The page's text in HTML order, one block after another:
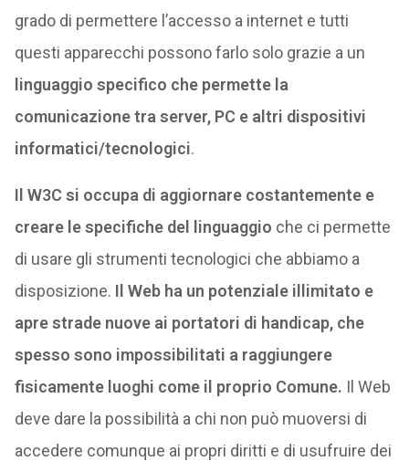
grado di permettere l’accesso a internet e tutti
questi apparecchi possono farlo solo grazie a un
linguaggio specifico che permette la
comunicazione tra server, PC e altri dispositivi
informatici/tecnologici.
Il W3C si occupa di aggiornare costantemente e
creare le specifiche del linguaggio che ci permette
di usare gli strumenti tecnologici che abbiamo a
disposizione. Il Web ha un potenziale illimitato e
apre strade nuove ai portatori di handicap, che
spesso sono impossibilitati a raggiungere
fisicamente luoghi come il proprio Comune. Il Web
deve dare la possibilità a chi non può muoversi di
accedere comunque ai propri diritti e di usufruire dei